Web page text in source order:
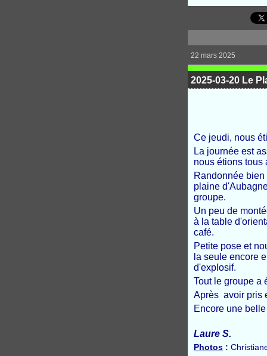
22 mars 2025
2025-03-20 Le
Ce jeudi, nous
La journée est
nous étions tous
Randonnée
plaine
groupe.
Un peu de
à la table
café.
Petite pose et
la seule encore
d'explosif.
Tout le groupe a
Après avoir pris
Encore une
Laure S.
Photos :